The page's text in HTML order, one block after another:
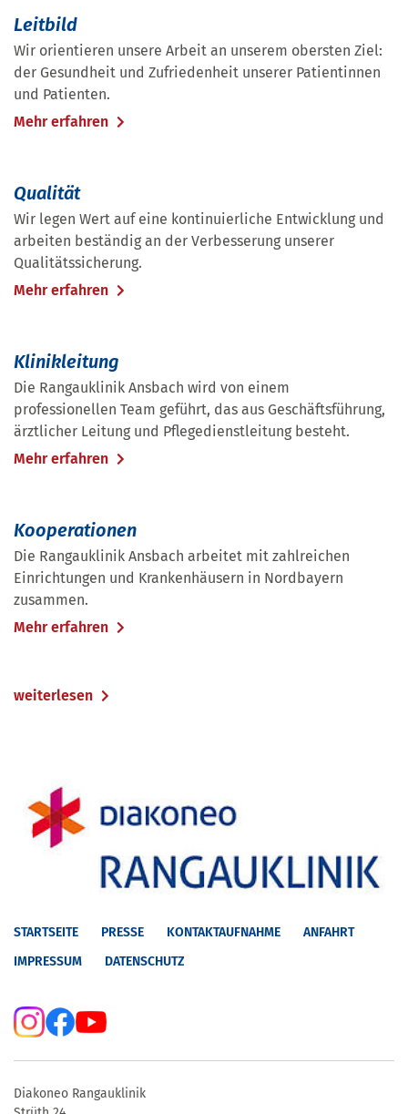
Leitbild
Wir orientieren unsere Arbeit an unserem obersten Ziel:
der Gesundheit und Zufriedenheit unserer Patientinnen
und Patienten.
Mehr erfahren
Qualität
Wir legen Wert auf eine kontinuierliche Entwicklung und
arbeiten beständig an der Verbesserung unserer
Qualitätssicherung.
Mehr erfahren
Klinikleitung
Die Rangauklinik Ansbach wird von einem
professionellen Team geführt, das aus Geschäftsführung,
ärztlicher Leitung und Pflegedienstleitung besteht.
Mehr erfahren
Kooperationen
Die Rangauklinik Ansbach arbeitet mit zahlreichen
Einrichtungen und Krankenhäusern in Nordbayern
zusammen.
Mehr erfahren
weiterlesen
STARTSEITE PRESSE KONTAKTAUFNAHME
ANFAHRT
IMPRESSUM
DATENSCHUTZ
Diakoneo Rangauklinik